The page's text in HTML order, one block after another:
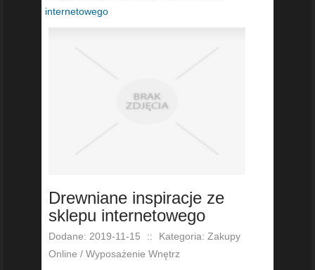
internetowego
Drewniane inspiracje ze
sklepu internetowego
Dodane: 2019-11-15 ::
Kategoria: Zakupy
Online / Wyposażenie Wnętrz